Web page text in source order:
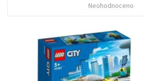
Neohodnoceno